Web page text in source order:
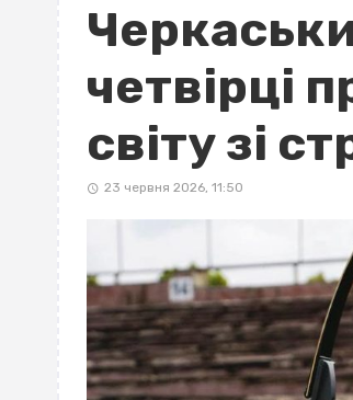
четвірці
світу зі
23 червня 2026, 11:50